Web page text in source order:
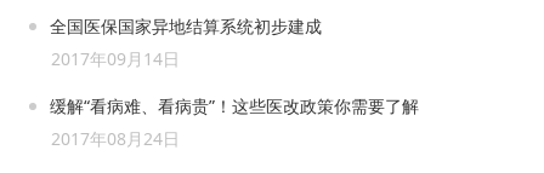
全国医保国家异地结算系统初步建成
2017年09月14日
缓解“看病难、看病贵”！这些医改政策你需要了解
2017年08月24日